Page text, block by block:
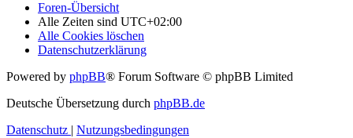
Foren-Übersicht
Alle Zeiten sind UTC+02:00
Alle Cookies löschen
Datenschutzerklärung
Powered by phpBB® Forum Software © phpBB Limited
Deutsche Übersetzung durch phpBB.de
Datenschutz | Nutzungsbedingungen